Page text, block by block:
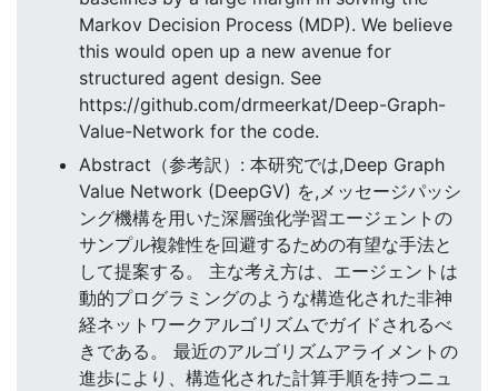
Markov Decision Process (MDP). We believe
this would open up a new avenue for
structured agent design. See
https://github.com/drmeerkat/Deep-Graph-
Value-Network for the code.
Abstract（参考訳）: 本研究では,Deep Graph
Value Network (DeepGV) を,メッセージパッシ
ング機構を用いた深層強化学習エージェントの
サンプル複雑性を回避するための有望な手法と
して提案する。 主な考え方は、エージェントは
動的プログラミングのような構造化された非神
経ネットワークアルゴリズムでガイドされるべ
きである。 最近のアルゴリズムアライメントの
進歩により、構造化された計算手順を持つニュ